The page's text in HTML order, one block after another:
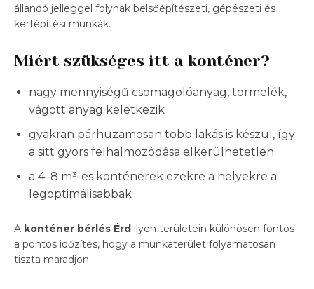
állandó jelleggel folynak belsőépítészeti, gépészeti és
kertépítési munkák.
Miért szükséges itt a konténer?
nagy mennyiségű csomagolóanyag, törmelék,
vágott anyag keletkezik
gyakran párhuzamosan több lakás is készül, így
a sitt gyors felhalmozódása elkerülhetetlen
a 4–8 m³-es konténerek ezekre a helyekre a
legoptimálisabbak
A konténer bérlés Érd ilyen területein különösen fontos
a pontos időzítés, hogy a munkaterület folyamatosan
tiszta maradjon.